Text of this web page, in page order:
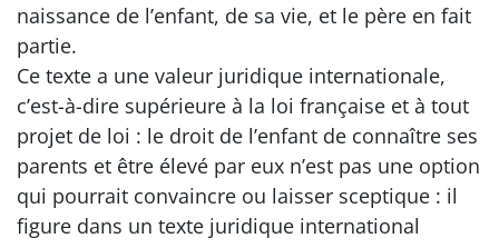
naissance de l’enfant, de sa vie, et le père en fait
partie.
Ce texte a une valeur juridique internationale,
c’est-à-dire supérieure à la loi française et à tout
projet de loi : le droit de l’enfant de connaître ses
parents et être élevé par eux n’est pas une option
qui pourrait convaincre ou laisser sceptique : il
figure dans un texte juridique international